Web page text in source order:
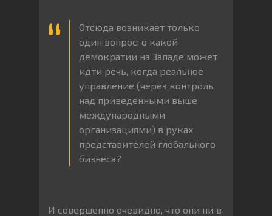
Отсюда возникает только
один вопрос: о какой
демократии на Западе может
идти речь, когда реальное
управление (через контроль
над приведенными выше
международными
организациями) в руках
представителей глобального
бизнеса?
И совершенно очевидно, что они ни в